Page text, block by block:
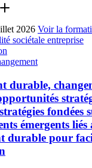
2026 Voir la
sociétale entreprise
durable,
fondées
émergents liés
durable pour